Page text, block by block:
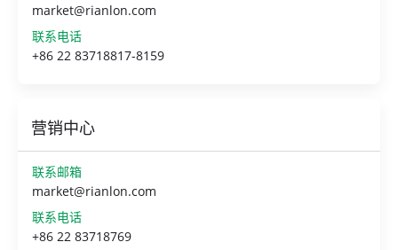
market@rianlon.com
联系电话
+86 22 83718817-8159
营销中心
联系邮箱
market@rianlon.com
联系电话
+86 22 83718769